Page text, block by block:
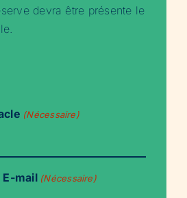
devra être présente le
(Nécessaire)
mail (Nécessaire)